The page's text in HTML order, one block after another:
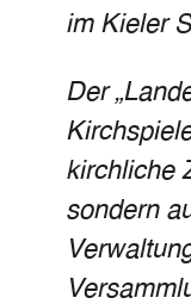
im Kieler
Der
kirchliche
sondern